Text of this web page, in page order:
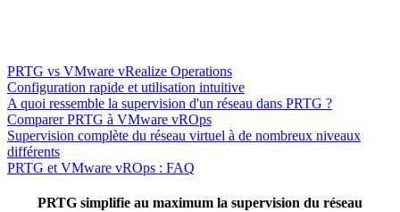
PRTG vs VMware vRealize Operations
Configuration rapide et utilisation intuitive
A quoi ressemble la supervision d'un réseau dans PRTG ?
Comparer PRTG à VMware vROps
Supervision complète du réseau virtuel à de nombreux niveaux
différents
PRTG et VMware vROps : FAQ
PRTG simplifie au maximum la supervision du réseau